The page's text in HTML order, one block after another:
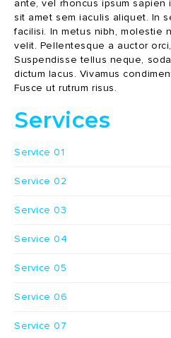
ante, vel rhoncus ipsum sapien
sit amet sem iaculis aliquet. In
facilisi. In metus nibh, molestie
velit. Pellentesque a auctor
Suspendisse tellus neque,
dictum lacus. Vivamus
Fusce ut rutrum risus.
Services
Service 01
Service 02
Service 03
Service 04
Service 05
Service 06
Service 07